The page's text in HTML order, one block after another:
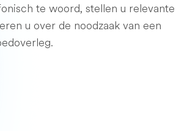
te woord, stellen u relevante
u over de noodzaak van een